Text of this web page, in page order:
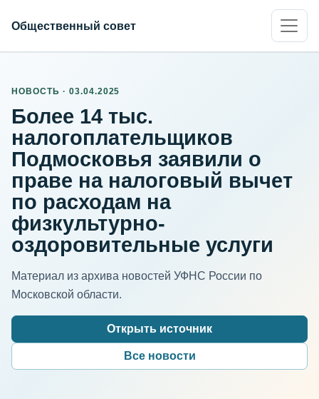
Общественный совет
НОВОСТЬ · 03.04.2025
Более 14 тыс.
налогоплательщиков
Подмосковья заявили о
праве на налоговый вычет
по расходам на
физкультурно-
оздоровительные услуги
Материал из архива новостей УФНС России по
Московской области.
Открыть источник
Все новости